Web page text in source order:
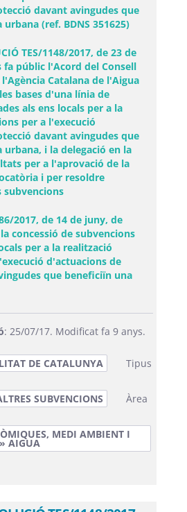
davant avingudes que
(ref. BDNS 351625)
TES/1148/2017, de 23 de
fa públic l'Acord del Consell
Catalana de l'Aigua
bases d'una línia de
als ens locals per a la
per a l'execució
davant avingudes que
i la delegació en la
per a l'aprovació de la
i per resoldre
subvencions
2017, de 14 de juny, de
concessió de subvencions
per a la realització
d'actuacions de
que beneficiïn una
finestra nova)
: 25/07/17. Modificat fa 9 anys.
DE CATALUNYA
Tipus
SUBVENCIONS
Àrea
MEDI AMBIENT I
AIGUA